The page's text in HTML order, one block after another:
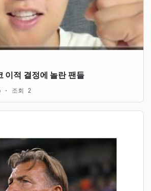
이적 결정에 놀란 팬들
· 조회 2